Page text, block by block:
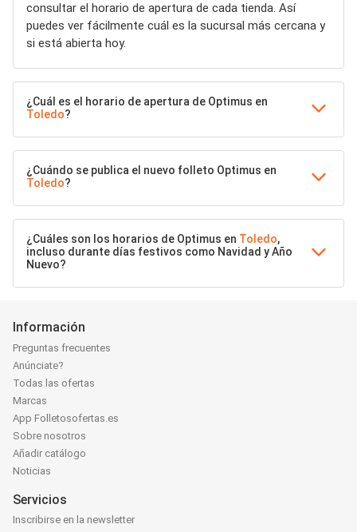
consultar el horario de apertura de cada tienda. Así
puedes ver fácilmente cuál es la sucursal más cercana y
si está abierta hoy.
¿Cuál es el horario de apertura de Optimus en
Toledo?
¿Cuándo se publica el nuevo folleto Optimus en
Toledo?
¿Cuáles son los horarios de Optimus en Toledo,
incluso durante días festivos como Navidad y Año
Nuevo?
Información
Preguntas frecuentes
Anúnciate?
Todas las ofertas
Marcas
App Folletosofertas.es
Sobre nosotros
Añadir catálogo
Noticias
Servicios
Inscribirse en la newsletter